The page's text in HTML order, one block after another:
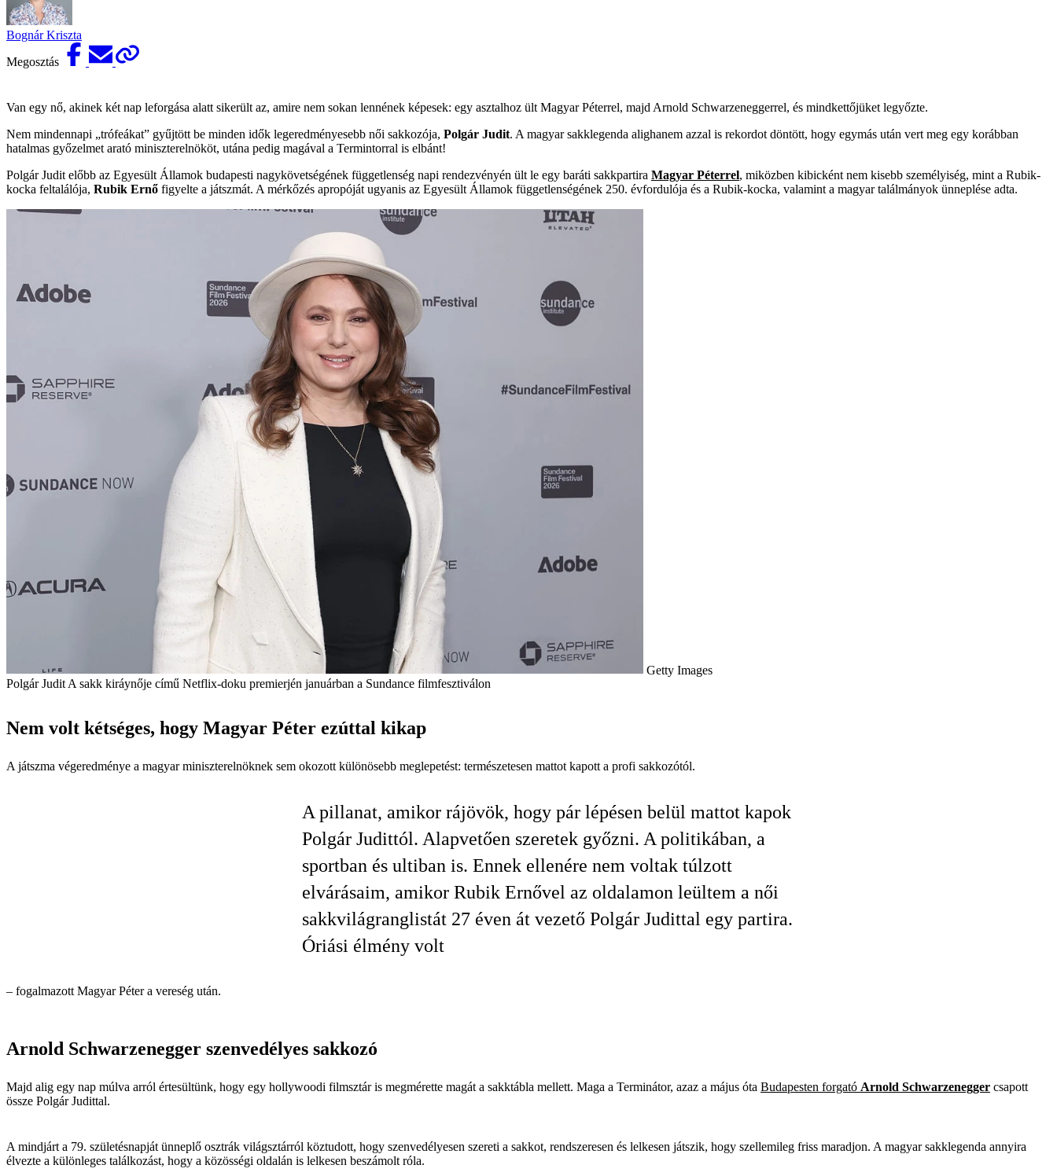
Bognár Kriszta
Megosztás
Van egy nő, akinek két nap leforgása alatt sikerült az, amire nem sokan lennének képesek: egy asztalhoz ült Magyar Péterrel, majd Arnold Schwarzeneggerrel, és mindkettőjüket legyőzte.
Nem mindennapi „trófeákat” gyűjtött be minden idők legeredményesebb női sakkozója, Polgár Judit. A magyar sakklegenda alighanem azzal is rekordot döntött, hogy egymás után vert meg egy korábban
hatalmas győzelmet arató miniszterelnököt, utána pedig magával a Termintorral is elbánt!
Polgár Judit előbb az Egyesült Államok budapesti nagykövetségének függetlenség napi rendezvényén ült le egy baráti sakkpartira Magyar Péterrel, miközben kibicként nem kisebb személyiség, mint a Rubik-
kocka feltalálója, Rubik Ernő figyelte a játszmát. A mérkőzés apropóját ugyanis az Egyesült Államok függetlenségének 250. évfordulója és a Rubik-kocka, valamint a magyar találmányok ünneplése adta.
Getty Images
Polgár Judit A sakk kiráynője című Netflix-doku premierjén januárban a Sundance filmfesztiválon
Nem volt kétséges, hogy Magyar Péter ezúttal kikap
A játszma végeredménye a magyar miniszterelnöknek sem okozott különösebb meglepetést: természetesen mattot kapott a profi sakkozótól.
A pillanat, amikor rájövök, hogy pár lépésen belül mattot kapok
Polgár Judittól. Alapvetően szeretek győzni. A politikában, a
sportban és ultiban is. Ennek ellenére nem voltak túlzott
elvárásaim, amikor Rubik Ernővel az oldalamon leültem a női
sakkvilágranglistát 27 éven át vezető Polgár Judittal egy partira.
Óriási élmény volt
– fogalmazott Magyar Péter a vereség után.
Arnold Schwarzenegger szenvedélyes sakkozó
Majd alig egy nap múlva arról értesültünk, hogy egy hollywoodi filmsztár is megmérette magát a sakktábla mellett. Maga a Terminátor, azaz a május óta Budapesten forgató Arnold Schwarzenegger csapott
össze Polgár Judittal.
A mindjárt a 79. születésnapját ünneplő osztrák világsztárról köztudott, hogy szenvedélyesen szereti a sakkot, rendszeresen és lelkesen játszik, hogy szellemileg friss maradjon. A magyar sakklegenda annyira
élvezte a különleges találkozást, hogy a közösségi oldalán is lelkesen beszámolt róla.